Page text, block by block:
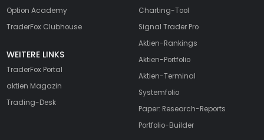
Option Academy
TraderFox Clubhouse
WEITERE LINKS
TraderFox Portal
aktien Magazin
Trading-Desk
Charting-Tool
Signal Trader Pro
Aktien-Rankings
Aktien-Portfolio
Aktien-Terminal
Systemfolio
Paper: Research-Reports
Portfolio-Builder